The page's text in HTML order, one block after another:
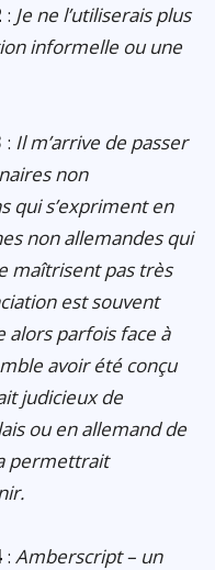
: Je ne l’utiliserais plus
informelle ou une
: Il m’arrive de passer
non
qui s’expriment en
non allemandes qui
maîtrisent pas très
est souvent
alors parfois face à
avoir été conçu
judicieux de
ou en allemand de
permettrait
: Amberscript – un